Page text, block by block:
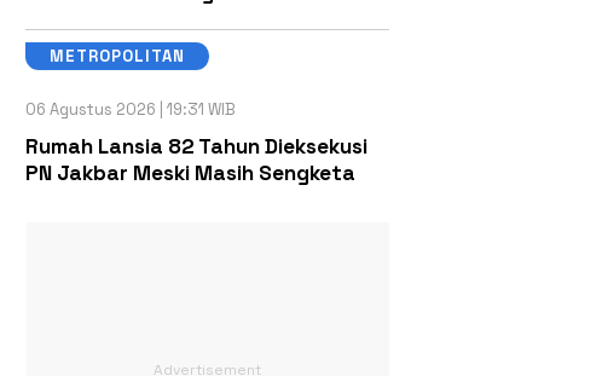
METROPOLITAN
06 Agustus 2026 | 19:31 WIB
Rumah Lansia 82 Tahun Dieksekusi
PN Jakbar Meski Masih Sengketa